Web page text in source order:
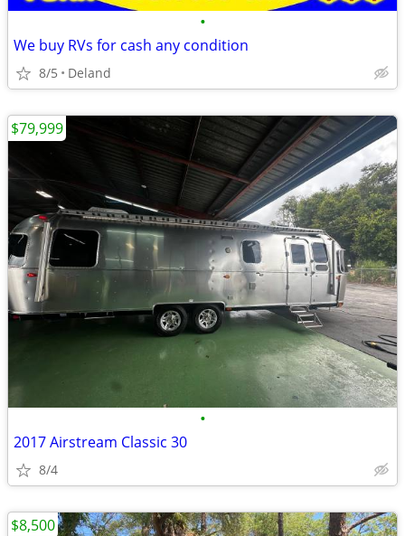
•
We buy RVs for cash any condition
8/5 Deland
•
2017 Airstream Classic 30
8/4
$79,999
$8,500